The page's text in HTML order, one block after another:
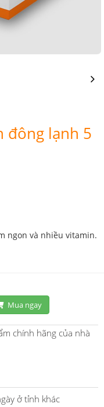
đông lạnh 5
ngon và nhiều vitamin.
Mua ngay
chính hãng của nhà
ở tỉnh khác